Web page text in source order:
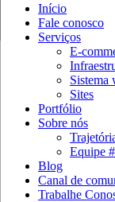
Início
Fale conosco
Serviços
E-
Sistema
Sites
Portfólio
Sobre nós
Equipe
Blog
Canal de
Trabalhe